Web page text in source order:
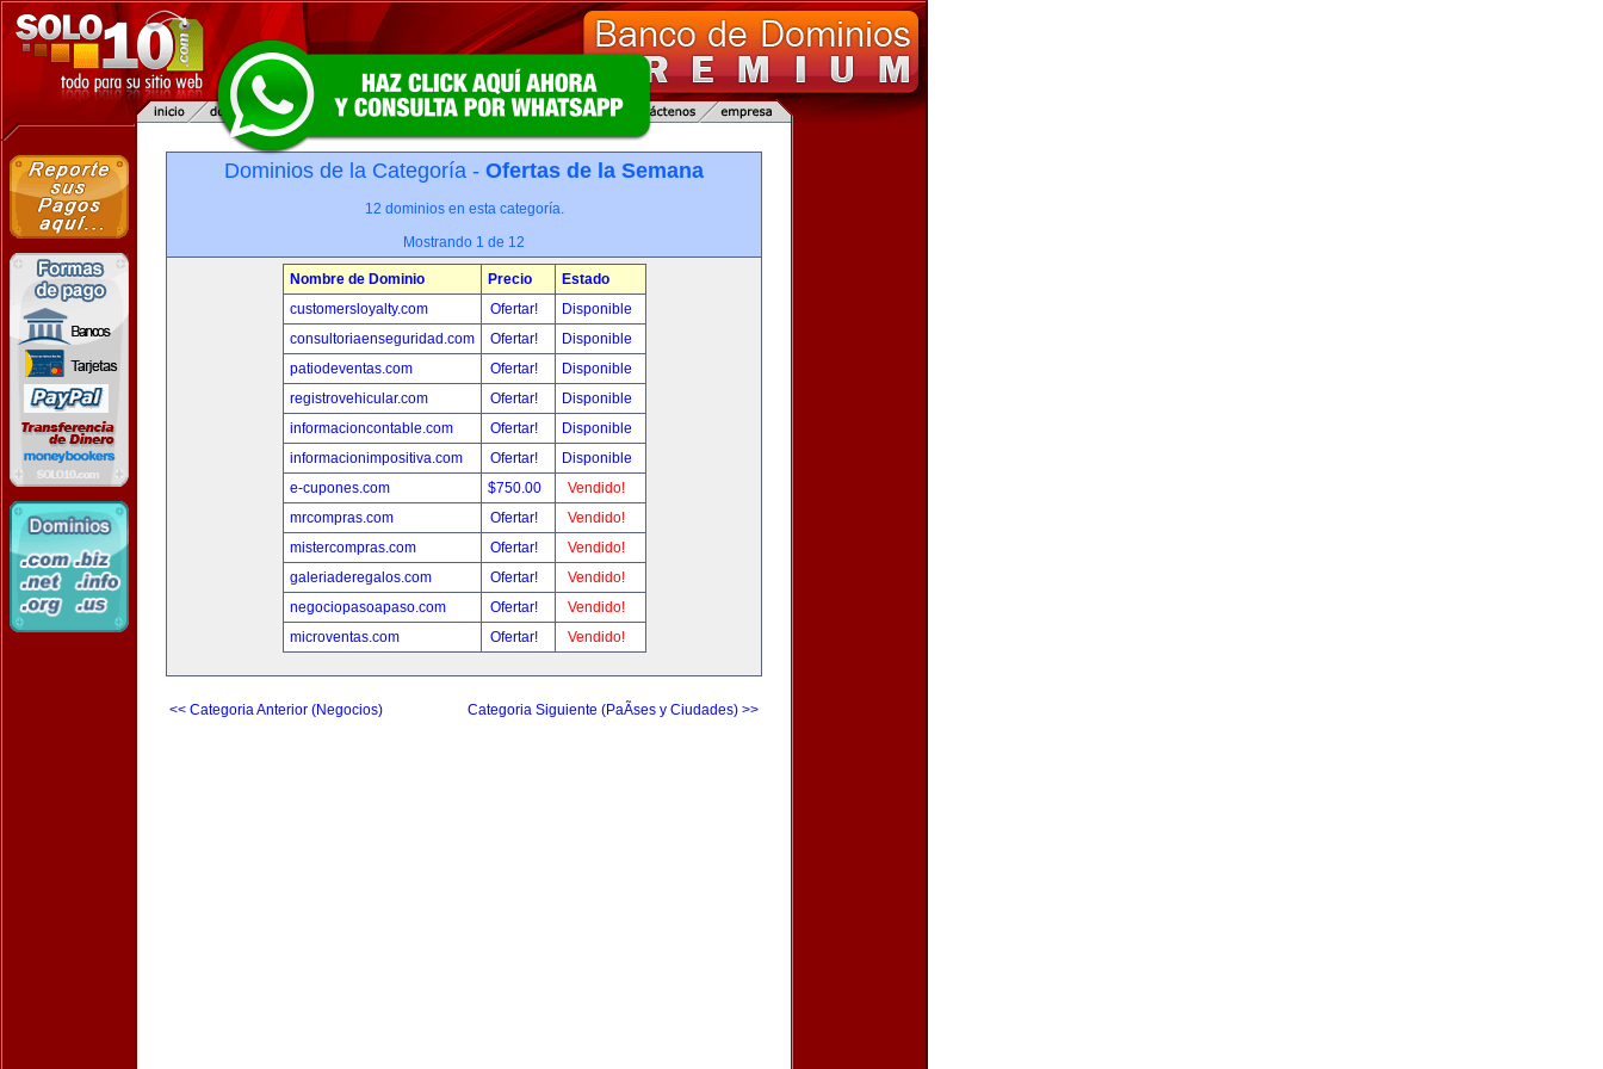
Dominios de la Categoría - Ofertas de la Semana
12 dominios en esta categoría.
Mostrando 1 de 12
Nombre de Dominio Precio
Estado
customersloyalty.com
Ofertar!
Disponible
consultoriaenseguridad.com
Ofertar!
Disponible
patiodeventas.com
Ofertar!
Disponible
registrovehicular.com
Ofertar!
Disponible
informacioncontable.com
Ofertar!
Disponible
informacionimpositiva.com
Ofertar!
Disponible
e-cupones.com
$750.00
Vendido!
mrcompras.com
Ofertar!
Vendido!
mistercompras.com
Ofertar!
Vendido!
galeriaderegalos.com
Ofertar!
Vendido!
negociopasoapaso.com
Ofertar!
Vendido!
microventas.com
Ofertar! Vendido!
<< Categoria Anterior (Negocios) Categoria Siguiente (PaÃ­ses y Ciudades) >>